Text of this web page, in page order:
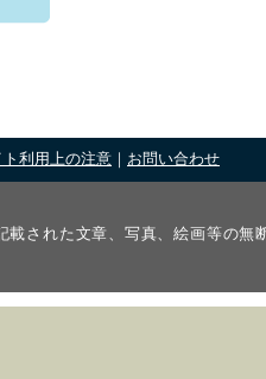
ト利用上の注意 お問い合わせ
載された文章、写真、絵画等の無